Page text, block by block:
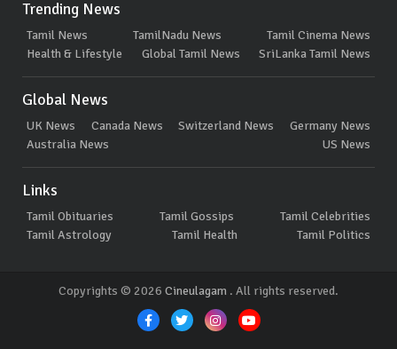
Trending News
Tamil News TamilNadu News
Tamil Cinema News
Health & Lifestyle
Global Tamil News SriLanka Tamil News
Global News
UK News Canada News Switzerland News
Germany News
Australia News
US News
Links
Tamil Obituaries Tamil Gossips
Tamil Celebrities
Tamil Astrology
Tamil Health Tamil Politics
Copyrights © 2026 Cineulagam . All rights reserved.